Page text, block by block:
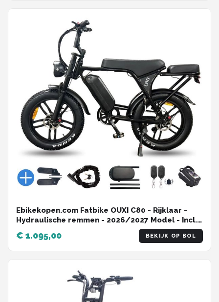
Elektrische Fiets - Qmwheel
Ebikekopen.com Fatbike OUXI C80 - Rijklaar -
Hydraulische remmen - 2026/2027 Model - Incl.
Slot - Telefoonhouder - Alarmsysteem - NFC-
chip - Voetensteuntje - Met Accessoires -
Straatlegaal - Ebike - Elektrische Fiets - OUXI
€ 1.095,00 BEKIJK OP BOL